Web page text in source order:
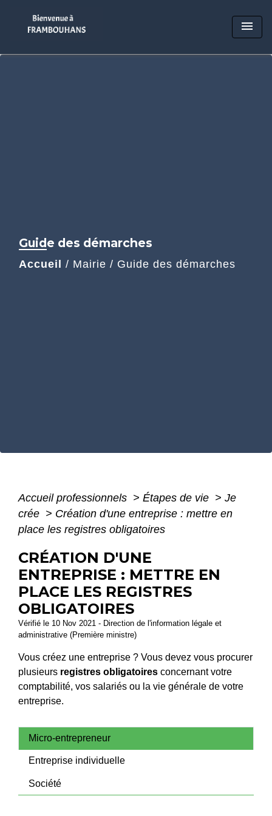
menu
Guide des démarches
Accueil / Mairie / Guide des démarches
Accueil professionnels > Étapes de vie > Je
crée > Création d'une entreprise : mettre en
place les registres obligatoires
CRÉATION D'UNE
ENTREPRISE : METTRE EN
PLACE LES REGISTRES
OBLIGATOIRES
Vérifié le 10 Nov 2021 - Direction de l'information légale et
administrative (Première ministre)
Vous créez une entreprise ? Vous devez vous procurer
plusieurs registres obligatoires concernant votre
comptabilité, vos salariés ou la vie générale de votre
entreprise.
Micro-entrepreneur
Entreprise individuelle
Société